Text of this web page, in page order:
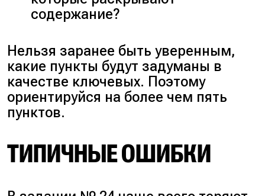
содержание?
Нельзя заранее быть уверенным,
какие пункты будут задуманы в
качестве ключевых. Поэтому
ориентируйся на более чем пять
пунктов.
ТИПИЧНЫЕ ОШИБКИ